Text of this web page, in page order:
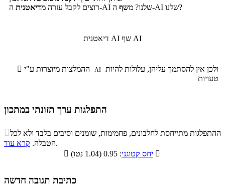
רוצים לקבל עזרה מדיאטנית ה-AI שלנו? משף ה-AI שלנו?
דיאטנית AI שף AI
 AI
טעויות
התפלגות ערך תזונתי במתכון
התפלגות ערך תזונתי במתכון
סיבים
תזונתיים
שומנים חלבונים
34.4% 14.7%
ההתפלגות מתייחסת לחלבונים, פחמימות, שומנים וסיבים בלבד ולא לכל
הטבלה. קרא עוד
.

יחס קטוגני 
כתיבת תגובה חדשה